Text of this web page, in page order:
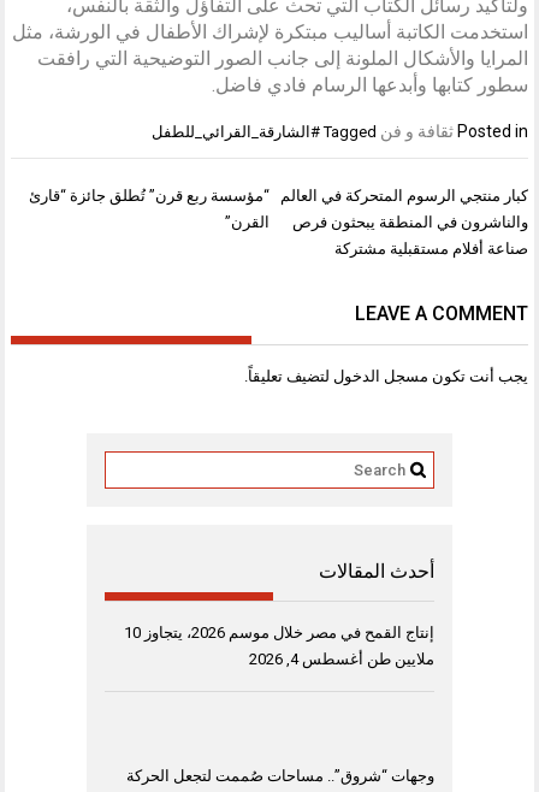
ولتأكيد رسائل الكتاب التي تحث على التفاؤل والثقة بالنفس،
استخدمت الكاتبة أساليب مبتكرة لإشراك الأطفال في الورشة، مثل
المرايا والأشكال الملونة إلى جانب الصور التوضيحية التي رافقت
سطور كتابها وأبدعها الرسام فادي فاضل.
Posted in ثقافة و فن Tagged #الشارقة_القرائي_للطفل
تصفّح
المقالات
“مؤسسة ربع قرن” تُطلق جائزة “قارئ
القرن”
كبار منتجي الرسوم المتحركة في العالم
والناشرون في المنطقة يبحثون فرص
صناعة أفلام مستقبلية مشتركة
LEAVE A COMMENT
يجب أنت تكون مسجل الدخول لتضيف تعليقاً.
أحدث المقالات
إنتاج القمح في مصر خلال موسم 2026، يتجاوز 10
ملايين طن أغسطس 4, 2026
وجهات “شروق”.. مساحات صُممت لتجعل الحركة